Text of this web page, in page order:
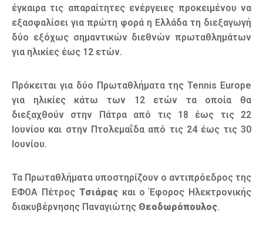
έγκαιρα τις απαραίτητες ενέργειες προκειμένου να
εξασφαλίσει για πρώτη φορά η Ελλάδα τη διεξαγωγή
δύο εξόχως σημαντικών διεθνών πρωταθλημάτων
για ηλικίες έως 12 ετών.
Πρόκειται για δύο Πρωταθλήματα της Tennis Europe
για ηλικίες κάτω των 12 ετών τα οποία θα
διεξαχθούν στην Πάτρα από τις 18 έως τις 22
Ιουνίου και στην Πτολεμαΐδα από τις 24 έως τις 30
Ιουνίου.
Τα Πρωταθλήματα υποστηρίζουν ο αντιπρόεδρος της
ΕΦΟΑ Πέτρος Τσιάραςκαι ο Έφορος Ηλεκτρονικής
διακυβέρνησης Παναγιώτης Θεοδωρόπουλος.